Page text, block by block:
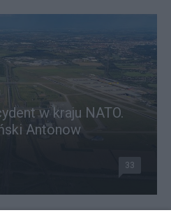
w kraju NATO.
Antonow
33